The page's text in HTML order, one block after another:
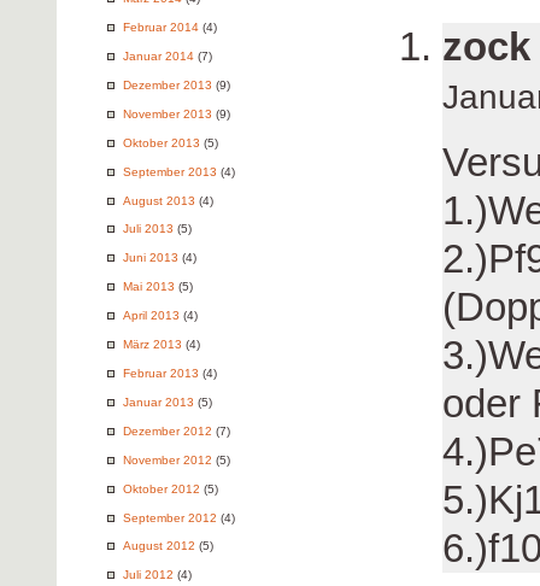
Februar 2014 (4)
Januar 2014 (7)
Dezember 2013 (9)
November 2013 (9)
Oktober 2013 (5)
September 2013 (4)
August 2013 (4)
Juli 2013 (5)
Juni 2013 (4)
Mai 2013 (5)
April 2013 (4)
März 2013 (4)
Februar 2013 (4)
Januar 2013 (5)
Dezember 2012 (7)
November 2012 (5)
Oktober 2012 (5)
September 2012 (4)
August 2012 (5)
Juli 2012 (4)
zock
oder